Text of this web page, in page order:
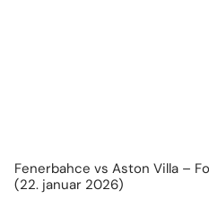
Fenerbahce vs Aston Villa –
(22. januar 2026)